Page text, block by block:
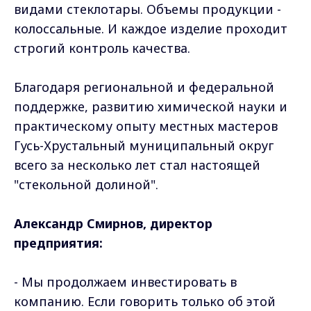
видами стеклотары. Объемы продукции -
колоссальные. И каждое изделие проходит
строгий контроль качества.
Благодаря региональной и федеральной
поддержке, развитию химической науки и
практическому опыту местных мастеров
Гусь-Хрустальный муниципальный округ
всего за несколько лет стал настоящей
"стекольной долиной".
Александр Смирнов, директор
предприятия:
- Мы продолжаем инвестировать в
компанию. Если говорить только об этой